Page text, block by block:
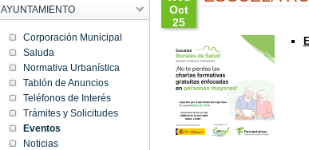
AYUNTAMIENTO
Corporación Municipal
Saluda
Normativa Urbanística
Tablón de Anuncios
Teléfonos de Interés
Trámites y Solicitudes
Eventos
Noticias
Oct
25
CEST
2023
Wed
Oct 25
15:48:00
CEST
2023
Wed Oct
25
15:48:00